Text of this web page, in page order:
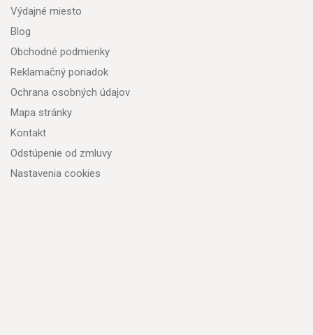
Výdajné miesto
Blog
Obchodné podmienky
Reklamačný poriadok
Ochrana osobných údajov
Mapa stránky
Kontakt
Odstúpenie od zmluvy
Nastavenia cookies